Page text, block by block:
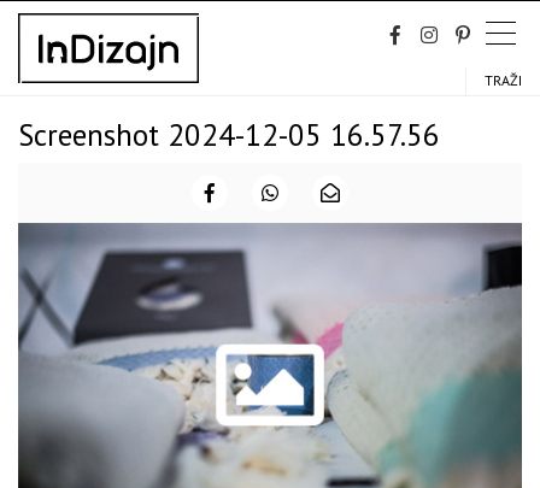
Skip
content
TRAŽI
Screenshot 2024-12-05 16.57.56